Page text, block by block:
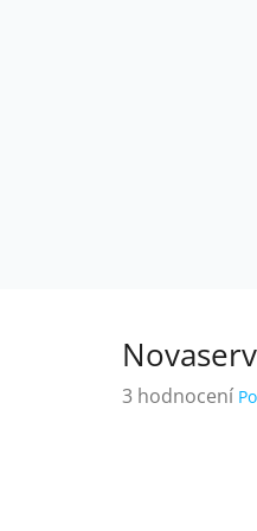
Průměrné
3 hodnocení